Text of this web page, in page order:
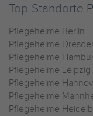
Top-Standorte
Pflegeheime Berlin
Pflegeheime
Pflegeheime
Pflegeheime Leipzig
Pflegeheime
Pflegeheime
Pflegeheime